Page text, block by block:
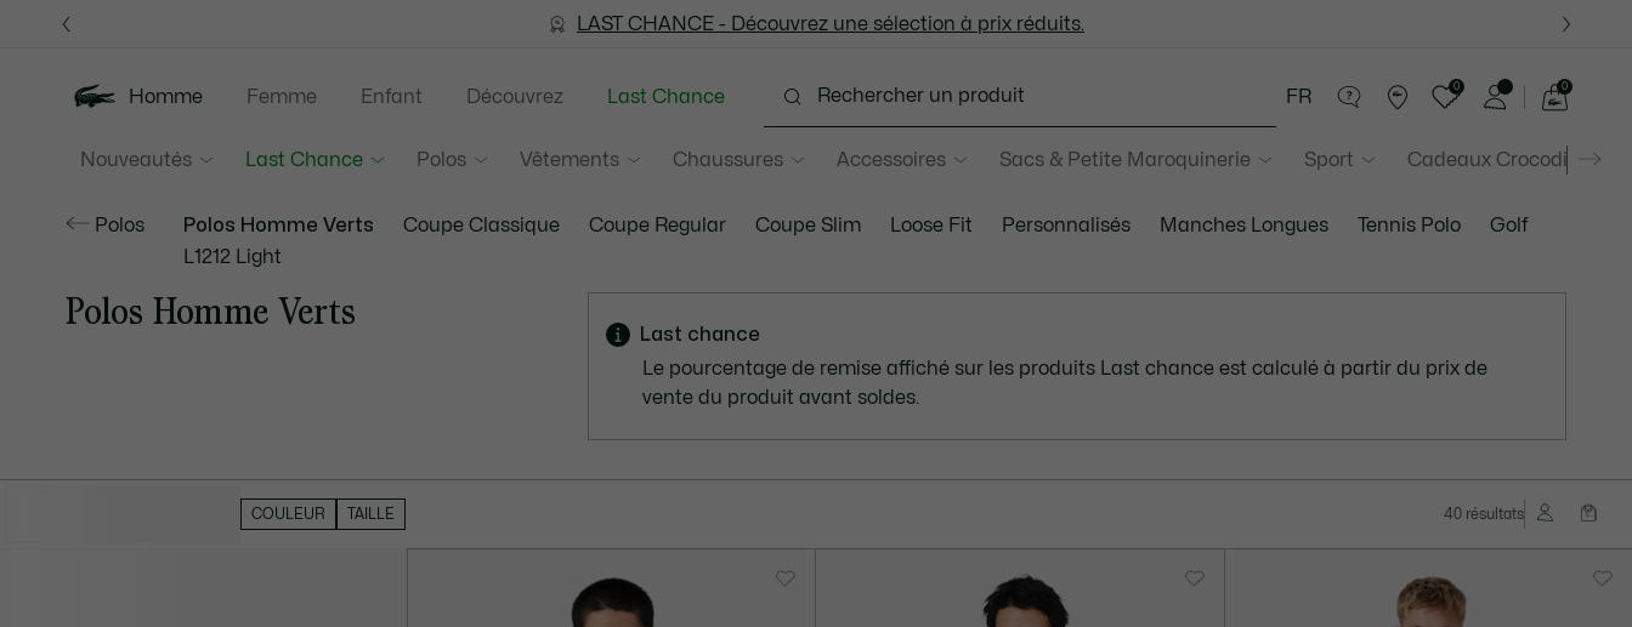
d’information
LAST CHANCE - Découvrez une sélection à prix réduits.
LAST CHANCE - Découvrez une sélection à prix réduits.
Homme
Nouveautés Last Chance Polos Vêtements Chaussures Accessoires Sacs & Petite Maroquinerie Sport Cadeaux Crocodile
Femme Enfant Découvrez Last Chance FR
0
panier
0
Polos Polos Homme Verts Coupe Classique Coupe Regular Coupe Slim Loose Fit Personnalisés Manches Longues Tennis Polo
Golf
L1212 Light
Polos Homme Verts
Last chance
Le pourcentage de remise affiché sur les produits Last chance est calculé à partir du prix de
vente du produit avant soldes.
COULEUR TAILLE 40 résultats